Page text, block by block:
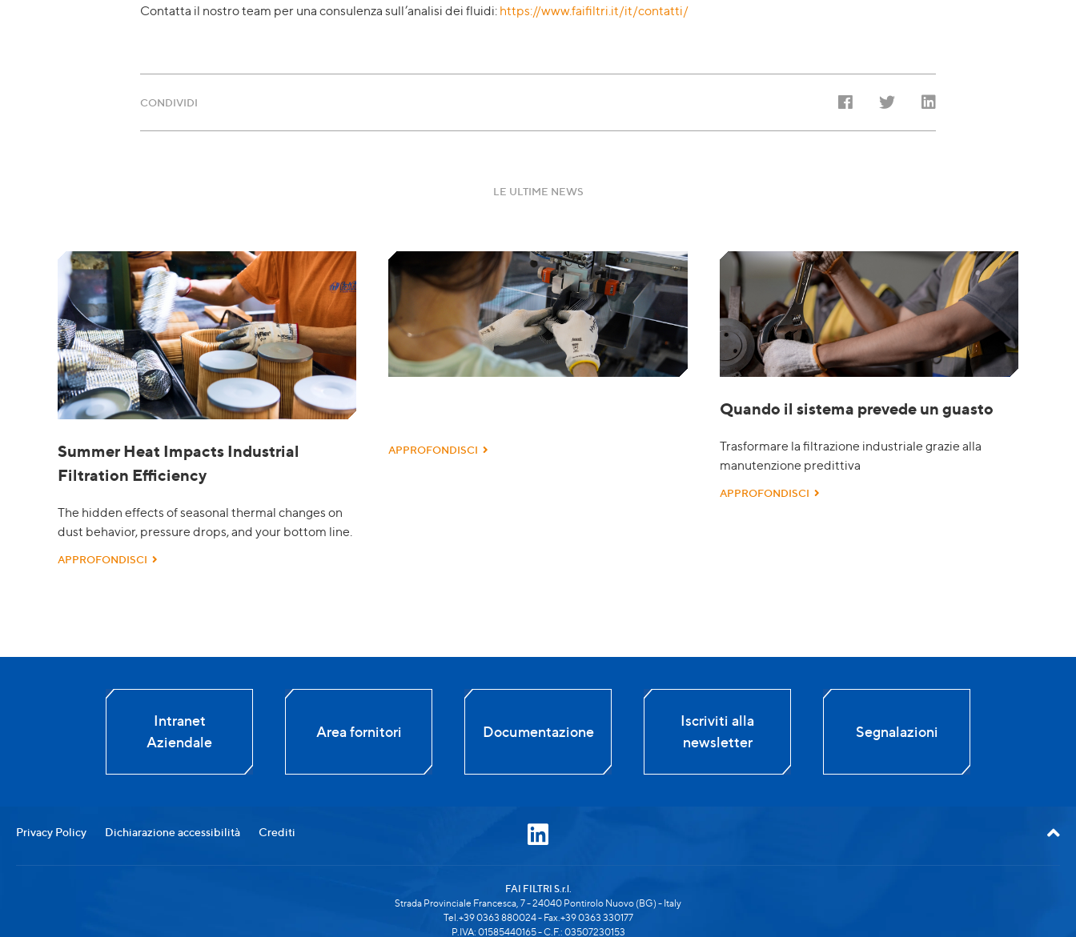
Contatta il nostro team per una consulenza sull’analisi dei fluidi: https://www.faifiltri.it/it/contatti/
CONDIVIDI
LE ULTIME NEWS
Summer Heat Impacts Industrial
Filtration Efficiency
The hidden effects of seasonal thermal changes on
dust behavior, pressure drops, and your bottom line.
APPROFONDISCI
APPROFONDISCI
Quando il sistema prevede un guasto
Trasformare la filtrazione industriale grazie alla
manutenzione predittiva
APPROFONDISCI
Intranet
Aziendale
Area fornitori Documentazione
Iscriviti alla
newsletter
Segnalazioni
Privacy Policy Dichiarazione accessibilità Crediti
FAI FILTRI S.r.l.
Strada Provinciale Francesca, 7 - 24040 Pontirolo Nuovo (BG) - Italy
Tel.+39 0363 880024 - Fax.+39 0363 330177
P.IVA: 01585440165 - C.F.: 03507230153